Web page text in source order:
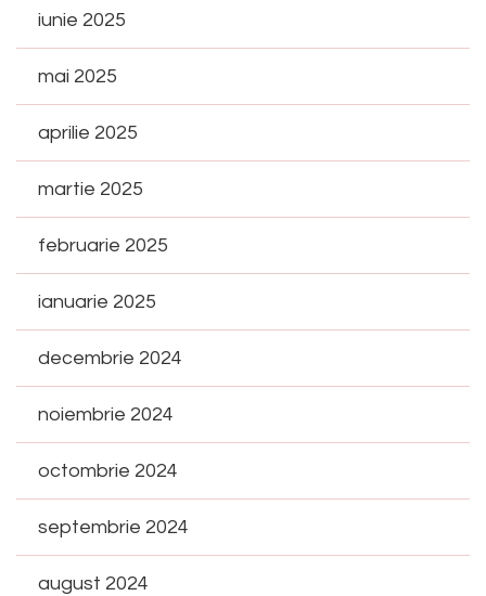
iunie 2025
mai 2025
aprilie 2025
martie 2025
februarie 2025
ianuarie 2025
decembrie 2024
noiembrie 2024
octombrie 2024
septembrie 2024
august 2024